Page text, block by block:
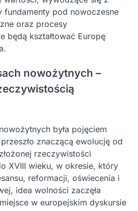
fundamenty pod nowoczesne
oraz procesy
będą kształtować Europę
nowożytnych –
była pojęciem
znaczącą ewolucję od
rzeczywistości
XVIII wieku, w okresie, który
reformacji, oświecenia i
idea wolności zaczęła
w europejskim dyskursie